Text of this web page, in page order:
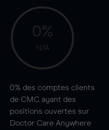
0%
N/A
0% des comptes clients
de CMC ayant des
positions ouvertes sur
Doctor Care Anywhere